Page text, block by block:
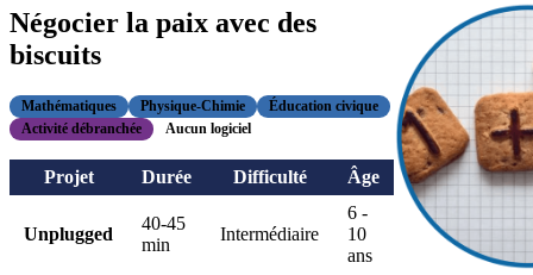
Négocier la paix avec des
biscuits
Mathématiques Physique-Chimie
Éducation civique
Activité débranchée
Aucun logiciel
Projet Durée Difficulté Âge
Unplugged
40-45
min
Intermédiaire
6 -
10
ans